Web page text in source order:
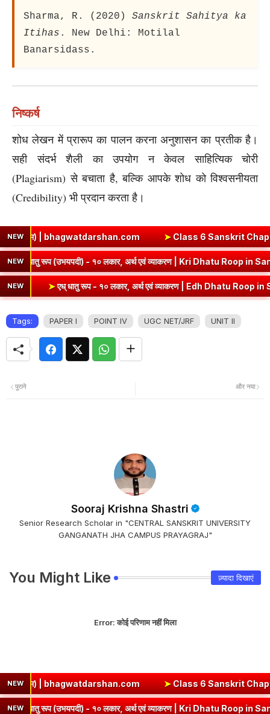
Sharma, R. (2020) Sanskrit Sahitya ka
Itihas . New Delhi: Motilal
Banarsidass.
निष्कर्ष
शोध लेखन में प्रारूप का पालन करना अनुशासन का प्रतीक है।
सही संदर्भ शैली का उपयोग न केवल साहित्यिक चोरी
(Plagiarism) से बचाता है, बल्कि आपके शोध को विश्वसनीयता
(Credibility) भी प्रदान करता है।
NEW
| bhagwatdarshan.com ➤Class 6 Sanskrit Chapter 2
NEW ➤कृ धातु रूप (उभयपदी) - १० लकार, अर्थ एवं व्याकरण | Kri
NEW
➤एध् धातु रूप - १० लकार, अर्थ एवं व्याकरण | Edh Dhatu Roop in Sanskrit
Tags: PAPER I POINT IV UGC NET/JRF UNIT II
और नया
पुराने
Sooraj Krishna Shastri
Senior Research Scholar in "CENTRAL SANSKRIT UNIVERSITY
GANGANATH JHA CAMPUS PRAYAGRAJ"
You Might Like ज़्यादा दिखाएं
Error:कोई परिणाम नहीं मिला
NEW
| bhagwatdarshan.com ➤Class 6 Sanskrit Chapter 2
NEW ➤कृ धातु रूप (उभयपदी) - १० लकार, अर्थ एवं व्याकरण | Kri